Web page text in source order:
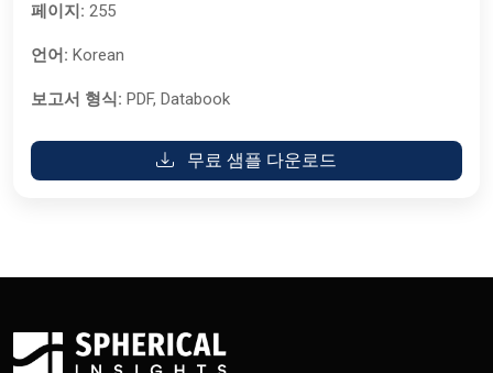
페이지: 255
언어: Korean
보고서 형식: PDF, Databook
무료 샘플 다운로드